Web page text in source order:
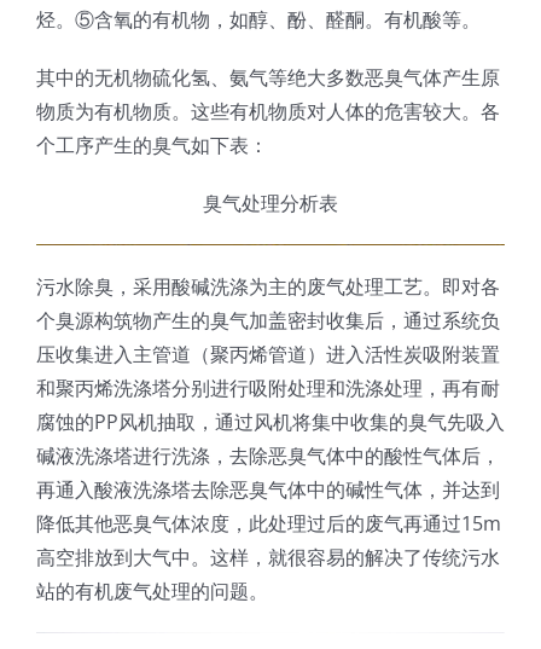
烃。⑤含氧的有机物，如醇、酚、醛酮。有机酸等。
其中的无机物硫化氢、氨气等绝大多数恶臭气体产生原
物质为有机物质。这些有机物质对人体的危害较大。各
个工序产生的臭气如下表：
臭气处理分析表
污水除臭，采用酸碱洗涤为主的废气处理工艺。即对各
个臭源构筑物产生的臭气加盖密封收集后，通过系统负
压收集进入主管道（聚丙烯管道）进入活性炭吸附装置
和聚丙烯洗涤塔分别进行吸附处理和洗涤处理，再有耐
腐蚀的PP风机抽取，通过风机将集中收集的臭气先吸入
碱液洗涤塔进行洗涤，去除恶臭气体中的酸性气体后，
再通入酸液洗涤塔去除恶臭气体中的碱性气体，并达到
降低其他恶臭气体浓度，此处理过后的废气再通过15m
高空排放到大气中。这样，就很容易的解决了传统污水
站的有机废气处理的问题。